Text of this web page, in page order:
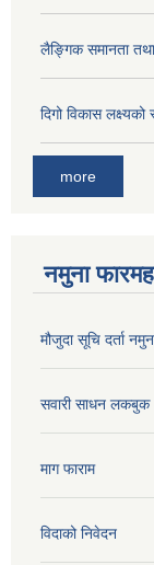
लैङ्‍गिक समानता
दिगो विकास
more
नमुना
मौजुदा सूचि दर्ता
सवारी साधन लकबुक
माग फाराम
विदाको निवेदन